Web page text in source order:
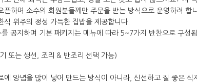
픈하며 소수의 회원분들께만 주문을 받는 방식으로 운영하려 합
식 위주의 정성 가득한 집밥을 제공합니다.
공지하며 기본 패키지는 메뉴에 따라 5~7가지 반찬으로 구성됩
또는 생선, 조리 & 반조리 선택 가능)
에 양념을 많이 넣어 만드는 방식이 아니라, 신선하고 질 좋은